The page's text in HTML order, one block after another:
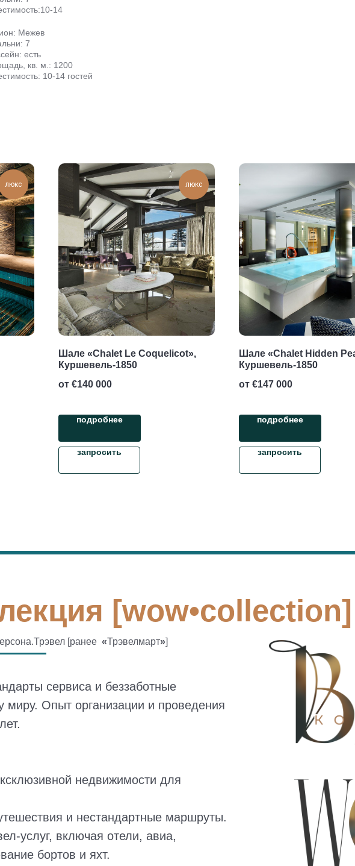
14
Межев
7
есть
кв. м.: 1200
10-14 гостей
люкс люкс
Шале «Chalet Le Coquelicot»,
Куршевель-1850
от €140 000
подробнее
запросить
Шале «Chalet Hidden
Куршевель-1850
от €147 000
подробнее
запросить
[wow•collection]
[ранее «Трэвелмарт»]
сервиса и беззаботные
миру. Опыт организации и проведения
недвижимости для
и нестандартные маршруты.
услуг, включая отели, авиа,
бортов и яхт.